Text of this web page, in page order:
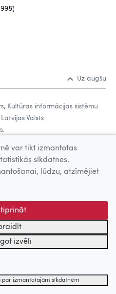
Uz augšu
Kultūras informācijas sistēmu
Valsts
var tikt izmantotas
sīkdatnes.
lūdzu, atzīmējiet
izvēli
izmantotajām sīkdatnēm